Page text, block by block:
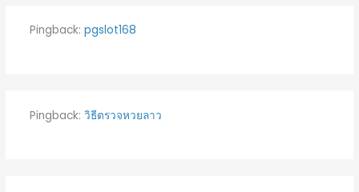
Pingback: pgslot168
Pingback: วิธีตรวจหวยลาว